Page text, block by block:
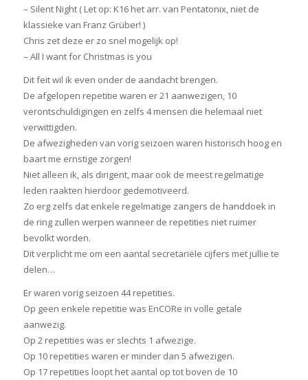
– Silent Night ( Let op: K16 het arr. van Pentatonix, niet de
klassieke van Franz Grüber! )
Chris zet deze er zo snel mogelijk op!
– All I want for Christmas is you
Dit feit wil ik even onder de aandacht brengen.
De afgelopen repetitie waren er 21 aanwezigen, 10
verontschuldigingen en zelfs 4 mensen die helemaal niet
verwittigden.
De afwezigheden van vorig seizoen waren historisch hoog en
baart me ernstige zorgen!
Niet alleen ik, als dirigent, maar ook de meest regelmatige
leden raakten hierdoor gedemotiveerd.
Zo erg zelfs dat enkele regelmatige zangers de handdoek in
de ring zullen werpen wanneer de repetities niet ruimer
bevolkt worden.
Dit verplicht me om een aantal secretariële cijfers met jullie te
delen…
Er waren vorig seizoen 44 repetities.
Op geen enkele repetitie was EnCORe in volle getale
aanwezig.
Op 2 repetities was er slechts 1 afwezige.
Op 10 repetities waren er minder dan 5 afwezigen.
Op 17 repetities loopt het aantal op tot boven de 10